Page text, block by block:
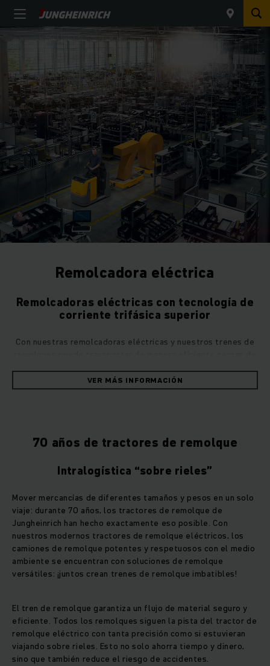
Remolcadora eléctrica
Remolcadoras eléctricas con tecnología de
corriente trifásica superior
Con nuestras remolcadoras eléctricas y nuestros trenes de
innovadora tecnología de corriente trifásica, nuestras
máquinas no solo son libres de emisiones, sino también
Fuera o dentro, en espacios estrechos o con grandes pesos:
con nuestras remolcadoras eléctricas estará preparado para
cualquier reto logístico. Nuestras remolcadoras realizan
mercancías hasta la zona de distribución y producción de
forma eficiente y flexible. Al contrario de los vehículos con
motor de combustión interna, se pueden utilizar tanto en los
interiores como en los exteriores. Una construcción robusta,
ruedas amortiguadas y una rueda motriz superelástica
garantizan una tracción óptima incluso en suelos industriales
lisos y en los exteriores. Por este motivo, nuestras
uso intralogístico en naves de almacén y de fabricación.
Remolcadoras sin emisiones con tecnología
de corriente trifásica innovadora
VER MÁS INFORMACIÓN
70 años de tractores de remolque
Intralogística “sobre rieles”
Mover mercancías de diferentes tamaños y pesos en un solo
viaje: durante 70 años, los tractores de remolque de
Jungheinrich han hecho exactamente eso posible. Con
nuestros modernos tractores de remolque eléctricos, los
camiones de remolque potentes y respetuosos con el medio
ambiente se encuentran con soluciones de remolque
versátiles: ¡juntos crean trenes de remolque imbatibles!
El tren de remolque garantiza un flujo de material seguro y
eficiente. Todos los remolques siguen la pista del tractor de
remolque eléctrico con tanta precisión como si estuvieran
viajando sobre rieles. Esto no solo ahorra tiempo y dinero,
sino que también reduce el riesgo de accidentes.